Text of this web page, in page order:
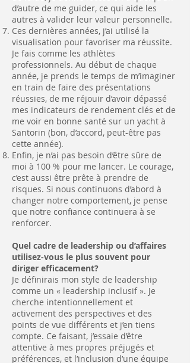
d’autre de me guider, ce qui aide les
autres à valider leur valeur personnelle.
Ces dernières années, j’ai utilisé la
visualisation pour favoriser ma réussite.
Je fais comme les athlètes
professionnels. Au début de chaque
année, je prends le temps de m’imaginer
en train de faire des présentations
réussies, de me réjouir d’avoir dépassé
mes indicateurs de rendement clés et de
me voir en bonne santé sur un yacht à
Santorin (bon, d’accord, peut-être pas
cette année).
Enfin, je n’ai pas besoin d’être sûre de
moi à 100 % pour me lancer. Le courage,
c’est aussi être prête à prendre de
risques. Si nous continuons d’abord à
changer notre comportement, je pense
que notre confiance continuera à se
renforcer.
Quel cadre de leadership ou d’affaires
utilisez-vous le plus souvent pour
diriger efficacement?
Je définirais mon style de leadership
comme un « leadership inclusif ». Je
cherche intentionnellement et
activement des perspectives et des
points de vue différents et j’en tiens
compte. Ce faisant, j’essaie d’être
attentive à mes propres préjugés et
préférences, et l’inclusion d’une équipe